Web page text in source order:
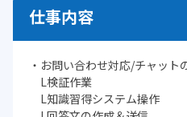
仕事内容
・お問い合わせ対応/チャット
L検証作業
L知識習得システム操作